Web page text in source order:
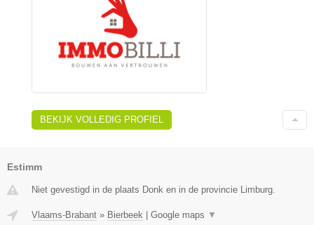
BEKIJK VOLLEDIG PROFIEL
Estimm
Niet gevestigd in de plaats Donk en in de provincie Limburg.
Vlaams-Brabant » Bierbeek Google maps ▼